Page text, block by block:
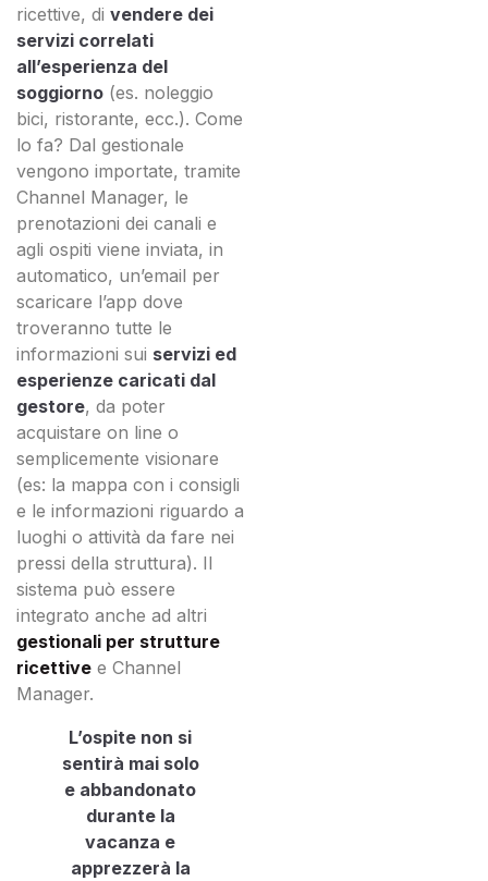
ricettive, di vendere dei
servizi correlati
all’esperienza del
soggiorno (es. noleggio
bici, ristorante, ecc.). Come
lo fa? Dal gestionale
vengono importate, tramite
Channel Manager, le
prenotazioni dei canali e
agli ospiti viene inviata, in
automatico, un’email per
scaricare l’app dove
troveranno tutte le
informazioni sui servizi ed
esperienze caricati dal
gestore, da poter
acquistare on line o
semplicemente visionare
(es: la mappa con i consigli
e le informazioni riguardo a
luoghi o attività da fare nei
pressi della struttura). Il
sistema può essere
integrato anche ad altri
gestionali per strutture
ricettive e Channel
Manager.
L’ospite non si
sentirà mai solo
e abbandonato
durante la
vacanza e
apprezzerà la